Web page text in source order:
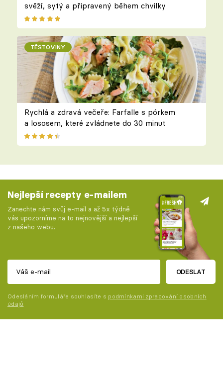
svěží, sytý a připravený během chvilky
TĚSTOVINY
Rychlá a zdravá večeře: Farfalle s pórkem
a lososem, které zvládnete do 30 minut
Nejlepší recepty e-mailem
Zanechte nám svůj e-mail a až 5x týdně
vás upozorníme na to nejnovější a nejlepší
z našeho webu.
ODESLAT
Odesláním formuláře souhlasíte s podmínkami zpracování osobních
údajů